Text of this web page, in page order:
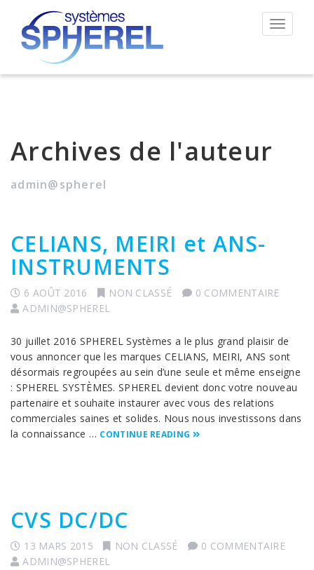
Archives de l'auteur
admin@spherel
CELIANS, MEIRI et ANS-
INSTRUMENTS
6 AOÛT 2016 NON CLASSÉ
0 COMMENTAIRE
ADMIN@SPHEREL
30 juillet 2016 SPHEREL Systèmes a le plus grand plaisir de
vous annoncer que les marques CELIANS, MEIRI, ANS sont
désormais regroupées au sein d’une seule et même enseigne
: SPHEREL SYSTÈMES. SPHEREL devient donc votre nouveau
partenaire et souhaite instaurer avec vous des relations
commerciales saines et solides. Nous nous investissons dans
la connaissance … CONTINUE READING
CVS DC/DC
13 MARS 2015 NON CLASSÉ
0 COMMENTAIRE
ADMIN@SPHEREL